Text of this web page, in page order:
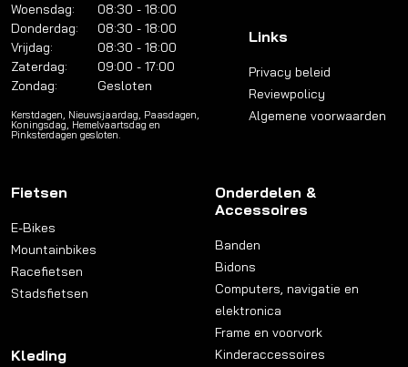
Woensdag:
08:30 - 18:00
Donderdag:
08:30 - 18:00
Vrijdag:
08:30 - 18:00
Zaterdag:
09:00 - 17:00
Zondag:
Gesloten
Kerstdagen, Nieuwsjaardag, Paasdagen,
Koningsdag, Hemelvaartsdag en
Pinksterdagen gesloten.
Links
Privacy beleid
Reviewpolicy
Algemene voorwaarden
Fietsen
E-Bikes
Mountainbikes
Racefietsen
Stadsfietsen
Kleding
Onderdelen &
Accessoires
Banden
Bidons
Computers, navigatie en
elektronica
Frame en voorvork
Kinderaccessoires